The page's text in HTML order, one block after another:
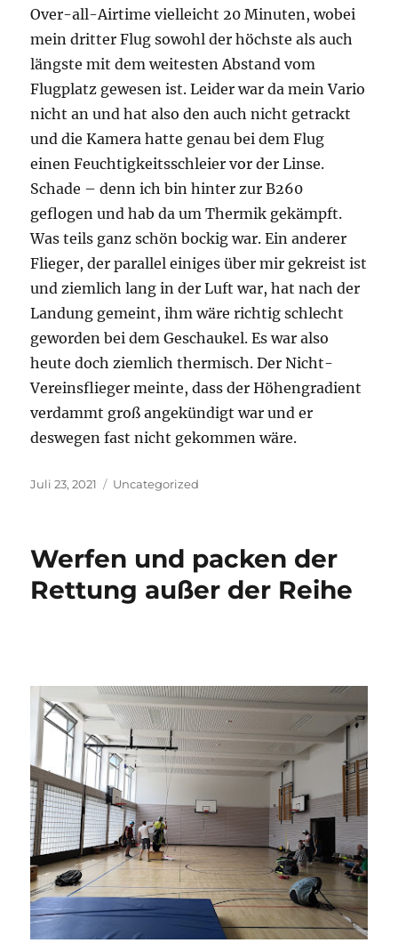
Over-all-Airtime vielleicht 20 Minuten, wobei
mein dritter Flug sowohl der höchste als auch
längste mit dem weitesten Abstand vom
Flugplatz gewesen ist. Leider war da mein Vario
nicht an und hat also den auch nicht getrackt
und die Kamera hatte genau bei dem Flug
einen Feuchtigkeitsschleier vor der Linse.
Schade – denn ich bin hinter zur B260
geflogen und hab da um Thermik gekämpft.
Was teils ganz schön bockig war. Ein anderer
Flieger, der parallel einiges über mir gekreist ist
und ziemlich lang in der Luft war, hat nach der
Landung gemeint, ihm wäre richtig schlecht
geworden bei dem Geschaukel. Es war also
heute doch ziemlich thermisch. Der Nicht-
Vereinsflieger meinte, dass der Höhengradient
verdammt groß angekündigt war und er
deswegen fast nicht gekommen wäre.
Veröffentlicht
Juli 23, 2021 Kategorien
Uncategorized
Werfen und packen der
Rettung außer der Reihe